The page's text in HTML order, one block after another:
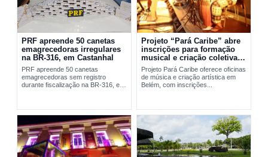
PRF apreende 50 canetas
emagrecedoras irregulares
na BR-316, em Castanhal
PRF apreende 50 canetas
emagrecedoras sem registro
durante fiscalização na BR-316, em
Projeto “Pará Caribe” abre
inscrições para formação
musical e criação coletiva
em Belém
Projeto Pará Caribe oferece oficinas
de música e criação artística em
Belém, com inscrições...